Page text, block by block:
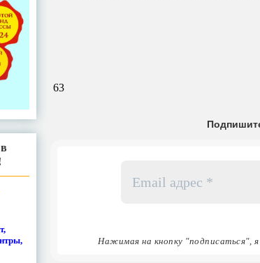
63
адрес
Нажимая на кнопку "подписаться",